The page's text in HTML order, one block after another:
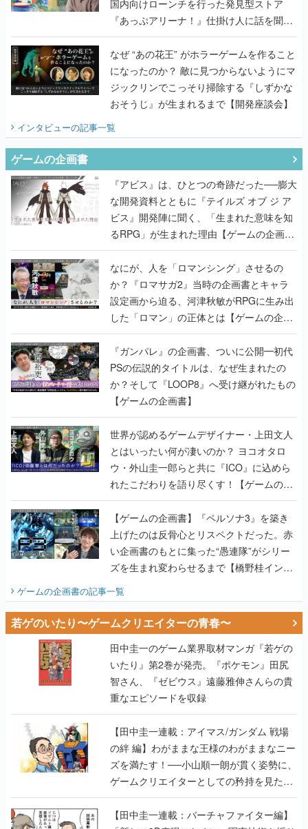
国内向けローンチを行った発見型ストア
『あっぷアリーナ！』仕掛け人に話を聞い
てみた
なぜ “あの花王” がホラーゲームを作ること
になったのか？ 敵に見つからないようにマ
ジックリンでこっそり掃除する『しずかな
おそうじ』が生まれるまで【開発座談会】
インタビューの記事一覧
ゲームの企画書
『アビス』は、ひとつの奇跡だった──膨大
な開発資料とともに『テイルズ オブ ジ ア
ビス』開発陣に聞く、「生まれた意味を知
るRPG」が生まれた理由【ゲームの企画
書】
なにが、人を「ロマンシング」させるの
か？『ロマサガ2』当時の企画書とキャラ
設定画から迫る、河津秋敏がRPGに生み出
した「ロマン」の正体とは【ゲームの企画
書】
『ガンパレ』の企画書、ついに公開━初代
PSの伝説的タイトルは、なぜ生まれたの
か？そして『LOOP8』へ受け継がれたもの
【ゲームの企画書】
世界が認めるゲームデザイナー・上田文人
とはいったい何が凄いのか？ ヨコオタロ
ウ・外山圭一郎らと共に『ICO』に込めら
れたこだわりを語り尽くす！【ゲームの企
画書】
【ゲームの企画書】『ペルソナ3』を築き
上げたのは反骨心とリスペクトだった。赤
い企画書のもとに集った“愚連隊”がシリー
ズを生まれ変わらせるまで【橋野桂インタ
ビュー】
ゲームの企画書の記事一覧
若ゲのいたり〜ゲームクリエイターの青春〜
田中圭一のゲーム業界取材マンガ『若ゲの
いたり』第2巻が発売。『ポケモン』田尻
智さん、『ゼビウス』遠藤雅伸さんらの貴
重なエピソードを収録
【田中圭一連載：アイマス/ガンダム 戦場
の絆 編】わがままな王様のわがままなニー
ズを満たす！──小山順一朗が貫く姿勢に、
ゲームクリエイターとしての矜持を見た
【若ゲのいたり最終回】
【田中圭一連載：バーチャファイター編】